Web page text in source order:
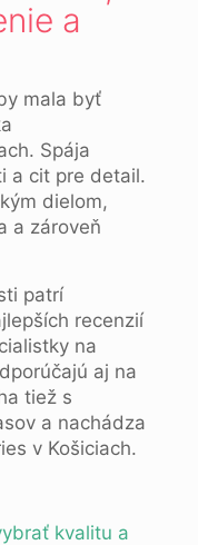
a
mala byť
Spája
a cit pre detail.
dielom,
a zároveň
patrí
recenzií
na
aj na
tiež s
a nachádza
v Košiciach.
kvalitu a